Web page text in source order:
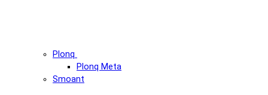
Plonq
Plonq Meta
Smoant